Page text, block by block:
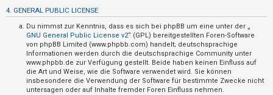
t
4. GENERAL PUBLIC LICENSE
Du nimmst zur Kenntnis, dass es sich bei phpBB um eine unter der „
GNU General Public License v2“ (GPL) bereitgestellten Foren-Software
von phpBB Limited (www.phpbb.com) handelt; deutschsprachige
Informationen werden durch die deutschsprachige Community unter
www.phpbb.de zur Verfügung gestellt. Beide haben keinen Einfluss auf
die Art und Weise, wie die Software verwendet wird. Sie können
insbesondere die Verwendung der Software für bestimmte Zwecke nicht
untersagen oder auf Inhalte fremder Foren Einfluss nehmen.